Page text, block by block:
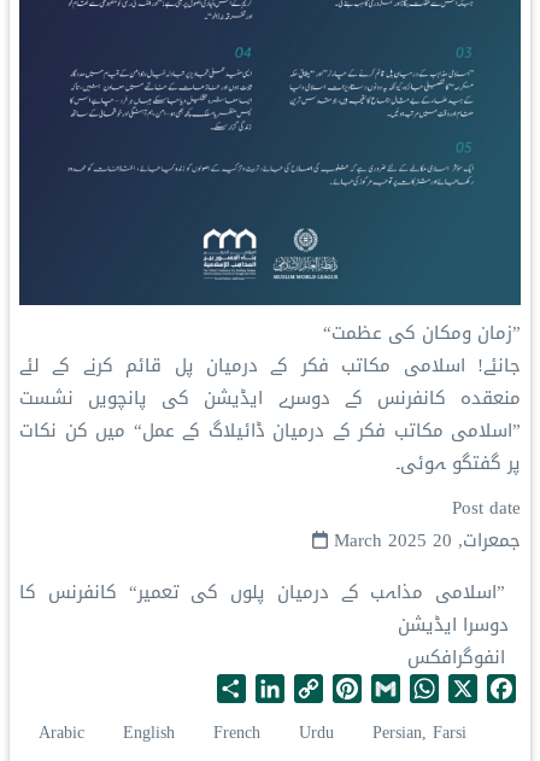
”زمان ومکان کی عظمت“
جانئے! اسلامی مکاتب فکر کے درمیان پل قائم کرنے کے لئے
منعقدہ کانفرنس کے دوسرے ایڈیشن کی پانچویں نشست
”اسلامی مکاتب فکر کے درمیان ڈائیلاگ کے عمل“ میں کن نکات
پر گفتگو ہوئی۔
Post date
جمعرات, 20 March 2025
”اسلامی مذاہب کے درمیان پلوں کی تعمیر“ کانفرنس کا
دوسرا ایڈیشن
انفوگرافکس
F
X
W
h
a
G
P
n
C
L
i
n
h
a
Arabic English French Urdu Persian, Farsi